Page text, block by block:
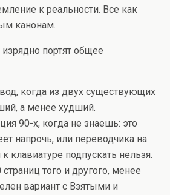
к реальности. Все как
канонам.
портят общее
когда из двух существующих
а менее худший.
90-х, когда не знаешь: это
напрочь, или переводчика на
клавиатуре подпускать нельзя.
того и другого, менее
вариант с Взятыми и